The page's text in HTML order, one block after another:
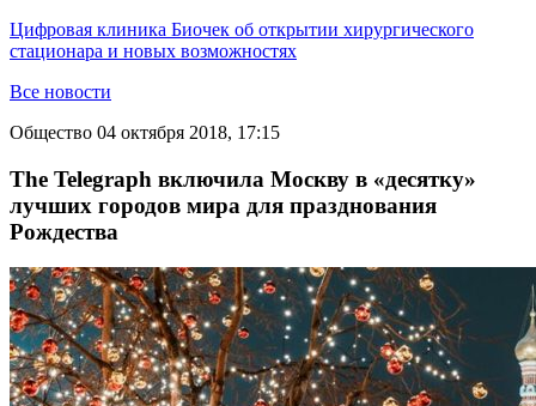
Цифровая клиника Биочек об открытии хирургического
стационара и новых возможностях
Все новости
Общество 04 октября 2018, 17:15
The Telegraph включила Москву в «десятку»
лучших городов мира для празднования
Рождества